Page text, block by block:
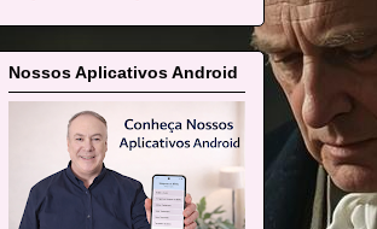
Nossos Aplicativos Android